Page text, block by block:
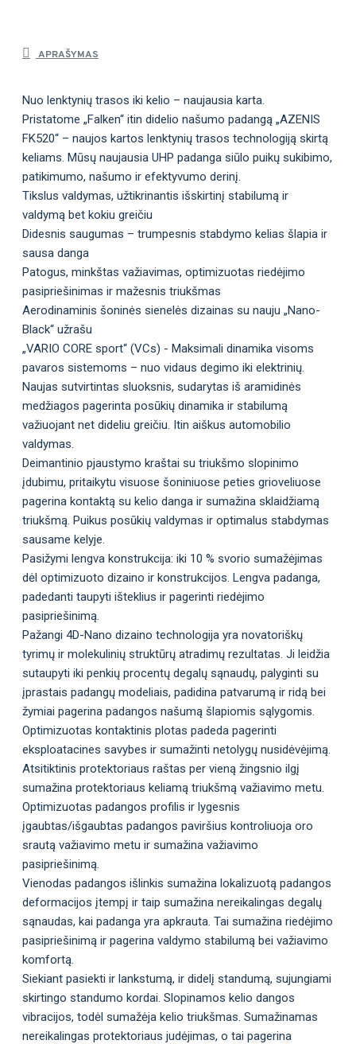
APRAŠYMAS
Nuo lenktynių trasos iki kelio – naujausia karta.
Pristatome „Falken“ itin didelio našumo padangą „AZENIS
FK520“ – naujos kartos lenktynių trasos technologiją skirtą
keliams. Mūsų naujausia UHP padanga siūlo puikų sukibimo,
patikimumo, našumo ir efektyvumo derinį.
Tikslus valdymas, užtikrinantis išskirtinį stabilumą ir
valdymą bet kokiu greičiu
Didesnis saugumas – trumpesnis stabdymo kelias šlapia ir
sausa danga
Patogus, minkštas važiavimas, optimizuotas riedėjimo
pasipriešinimas ir mažesnis triukšmas
Aerodinaminis šoninės sienelės dizainas su nauju „Nano-
Black“ užrašu
„VARIO CORE sport“ (VCs) - Maksimali dinamika visoms
pavaros sistemoms – nuo vidaus degimo iki elektrinių.
Naujas sutvirtintas sluoksnis, sudarytas iš aramidinės
medžiagos pagerinta posūkių dinamika ir stabilumą
važiuojant net dideliu greičiu. Itin aiškus automobilio
valdymas.
Deimantinio pjaustymo kraštai su triukšmo slopinimo
įdubimu, pritaikytu visuose šoniniuose peties grioveliuose
pagerina kontaktą su kelio danga ir sumažina sklaidžiamą
triukšmą. Puikus posūkių valdymas ir optimalus stabdymas
sausame kelyje.
Pasižymi lengva konstrukcija: iki 10 % svorio sumažėjimas
dėl optimizuoto dizaino ir konstrukcijos. Lengva padanga,
padedanti taupyti išteklius ir pagerinti riedėjimo
pasipriešinimą.
Pažangi 4D-Nano dizaino technologija yra novatoriškų
tyrimų ir molekulinių struktūrų atradimų rezultatas. Ji leidžia
sutaupyti iki penkių procentų degalų sąnaudų, palyginti su
įprastais padangų modeliais, padidina patvarumą ir ridą bei
žymiai pagerina padangos našumą šlapiomis sąlygomis.
Optimizuotas kontaktinis plotas padeda pagerinti
eksploatacines savybes ir sumažinti netolygų nusidėvėjimą.
Atsitiktinis protektoriaus raštas per vieną žingsnio ilgį
sumažina protektoriaus keliamą triukšmą važiavimo metu.
Optimizuotas padangos profilis ir lygesnis
įgaubtas/išgaubtas padangos paviršius kontroliuoja oro
srautą važiavimo metu ir sumažina važiavimo
pasipriešinimą.
Vienodas padangos išlinkis sumažina lokalizuotą padangos
deformacijos įtempį ir taip sumažina nereikalingas degalų
sąnaudas, kai padanga yra apkrauta. Tai sumažina riedėjimo
pasipriešinimą ir pagerina valdymo stabilumą bei važiavimo
komfortą.
Siekiant pasiekti ir lankstumą, ir didelį standumą, sujungiami
skirtingo standumo kordai. Slopinamos kelio dangos
vibracijos, todėl sumažėja kelio triukšmas. Sumažinamas
nereikalingas protektoriaus judėjimas, o tai pagerina